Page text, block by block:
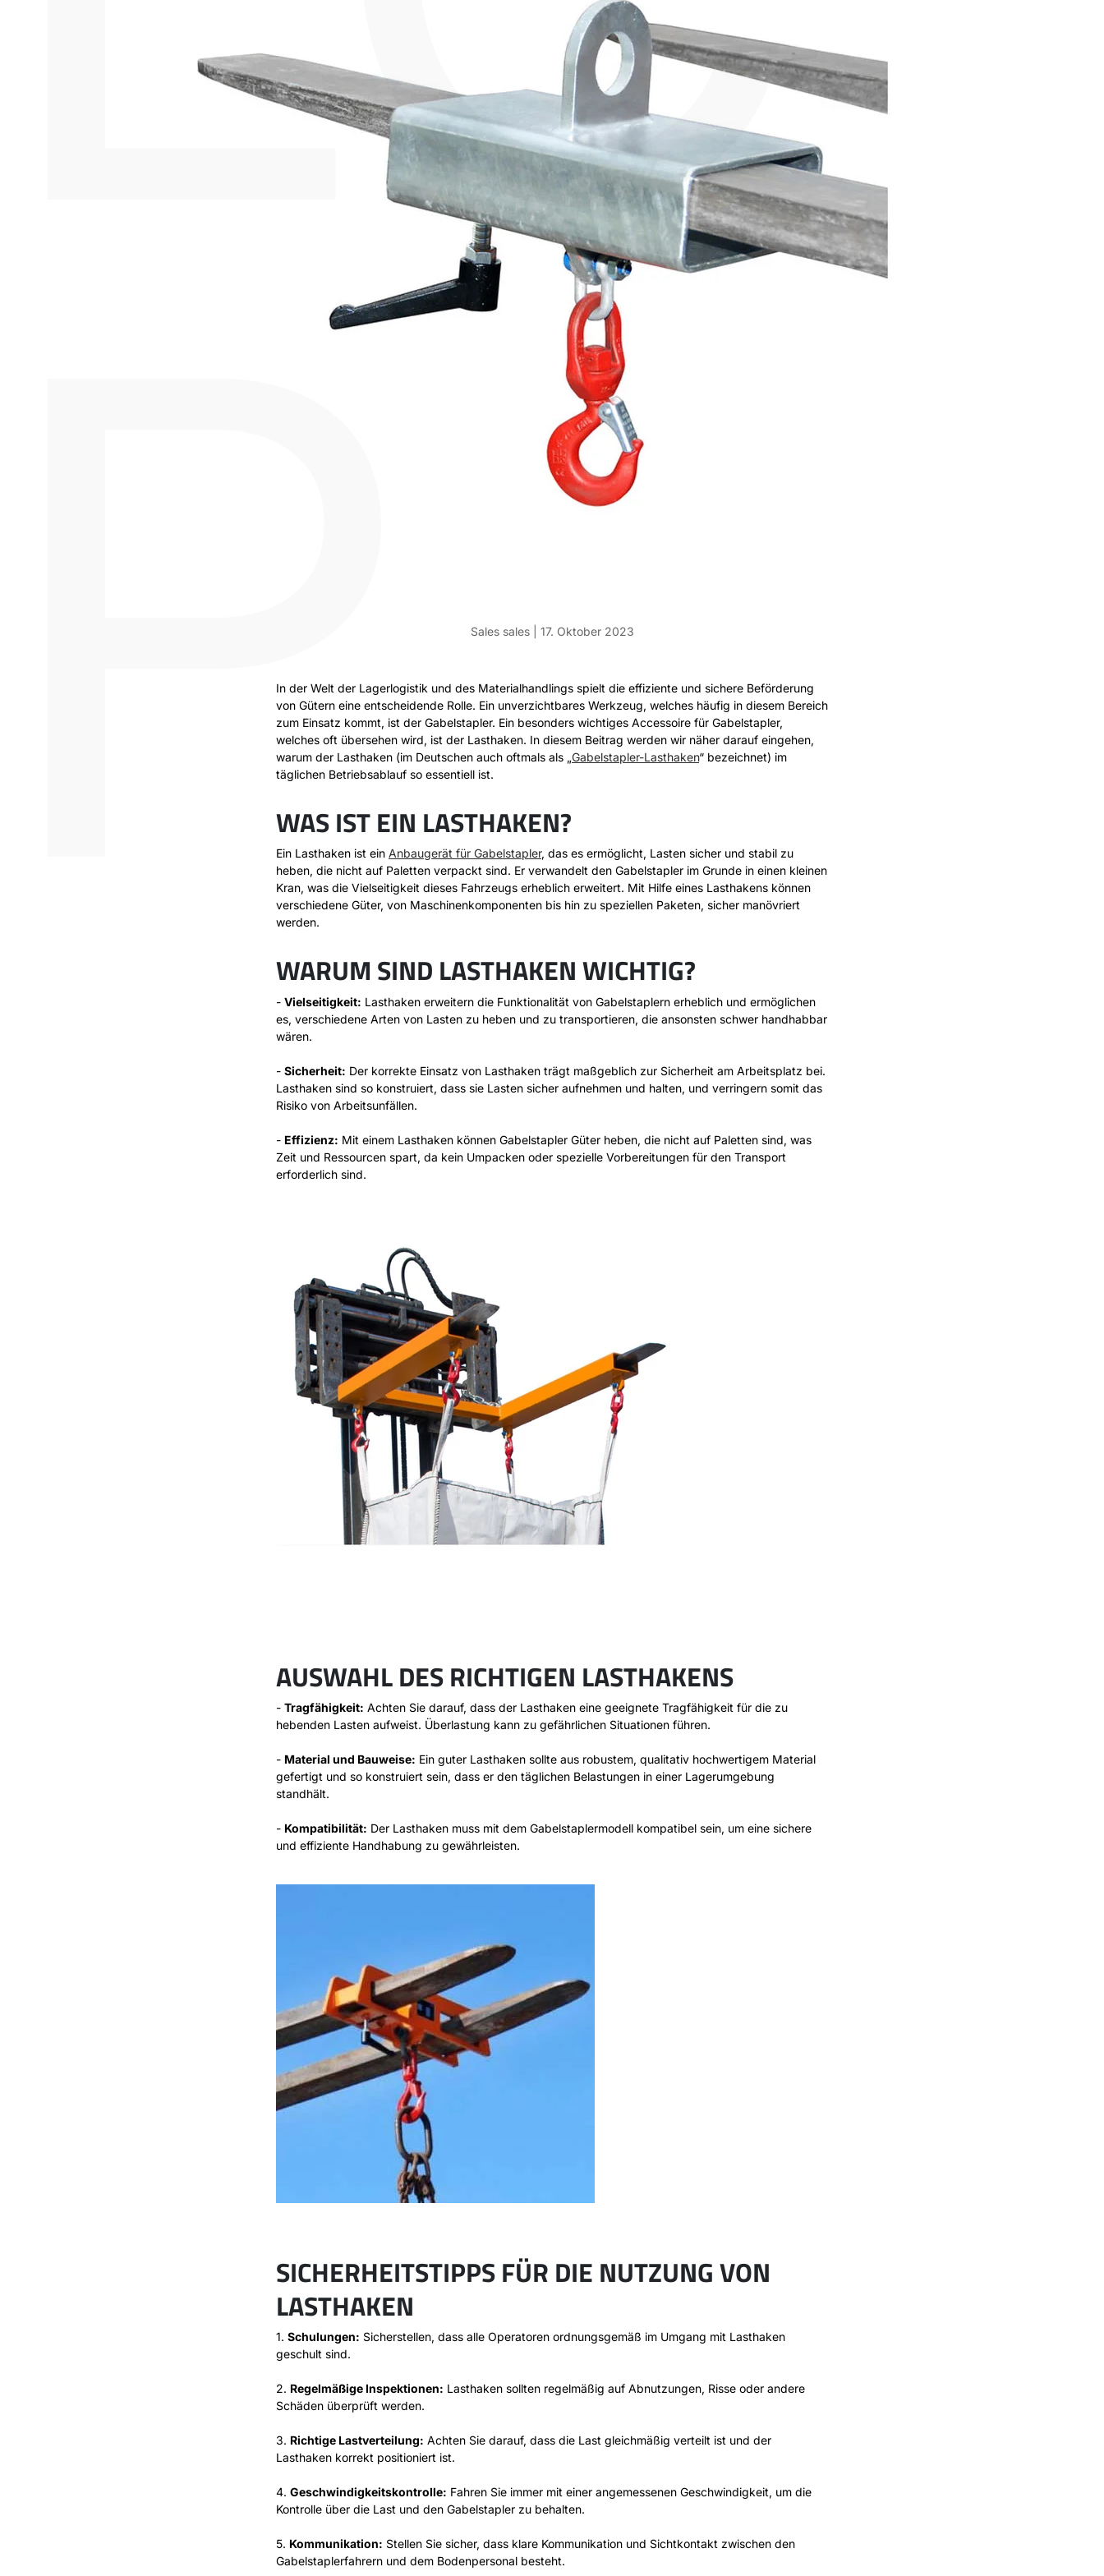
P
Sales sales | 17. Oktober 2023
In der Welt der Lagerlogistik und des Materialhandlings spielt die effiziente und sichere Beförderung
von Gütern eine entscheidende Rolle. Ein unverzichtbares Werkzeug, welches häufig in diesem Bereich
zum Einsatz kommt, ist der Gabelstapler. Ein besonders wichtiges Accessoire für Gabelstapler,
welches oft übersehen wird, ist der Lasthaken. In diesem Beitrag werden wir näher darauf eingehen,
warum der Lasthaken (im Deutschen auch oftmals als „Gabelstapler-Lasthaken“ bezeichnet) im
täglichen Betriebsablauf so essentiell ist.
WAS IST EIN LASTHAKEN?
Ein Lasthaken ist ein Anbaugerät für Gabelstapler, das es ermöglicht, Lasten sicher und stabil zu
heben, die nicht auf Paletten verpackt sind. Er verwandelt den Gabelstapler im Grunde in einen kleinen
Kran, was die Vielseitigkeit dieses Fahrzeugs erheblich erweitert. Mit Hilfe eines Lasthakens können
verschiedene Güter, von Maschinenkomponenten bis hin zu speziellen Paketen, sicher manövriert
werden.
WARUM SIND LASTHAKEN WICHTIG?
- Vielseitigkeit: Lasthaken erweitern die Funktionalität von Gabelstaplern erheblich und ermöglichen
es, verschiedene Arten von Lasten zu heben und zu transportieren, die ansonsten schwer handhabbar
wären.
- Sicherheit: Der korrekte Einsatz von Lasthaken trägt maßgeblich zur Sicherheit am Arbeitsplatz bei.
Lasthaken sind so konstruiert, dass sie Lasten sicher aufnehmen und halten, und verringern somit das
Risiko von Arbeitsunfällen.
- Effizienz: Mit einem Lasthaken können Gabelstapler Güter heben, die nicht auf Paletten sind, was
Zeit und Ressourcen spart, da kein Umpacken oder spezielle Vorbereitungen für den Transport
erforderlich sind.
AUSWAHL DES RICHTIGEN LASTHAKENS
- Tragfähigkeit: Achten Sie darauf, dass der Lasthaken eine geeignete Tragfähigkeit für die zu
hebenden Lasten aufweist. Überlastung kann zu gefährlichen Situationen führen.
- Material und Bauweise: Ein guter Lasthaken sollte aus robustem, qualitativ hochwertigem Material
gefertigt und so konstruiert sein, dass er den täglichen Belastungen in einer Lagerumgebung
standhält.
- Kompatibilität: Der Lasthaken muss mit dem Gabelstaplermodell kompatibel sein, um eine sichere
und effiziente Handhabung zu gewährleisten.
SICHERHEITSTIPPS FÜR DIE NUTZUNG VON
LASTHAKEN
1. Schulungen: Sicherstellen, dass alle Operatoren ordnungsgemäß im Umgang mit Lasthaken
geschult sind.
2. Regelmäßige Inspektionen: Lasthaken sollten regelmäßig auf Abnutzungen, Risse oder andere
Schäden überprüft werden.
3. Richtige Lastverteilung: Achten Sie darauf, dass die Last gleichmäßig verteilt ist und der
Lasthaken korrekt positioniert ist.
4. Geschwindigkeitskontrolle: Fahren Sie immer mit einer angemessenen Geschwindigkeit, um die
Kontrolle über die Last und den Gabelstapler zu behalten.
5. Kommunikation: Stellen Sie sicher, dass klare Kommunikation und Sichtkontakt zwischen den
Gabelstaplerfahrern und dem Bodenpersonal besteht.